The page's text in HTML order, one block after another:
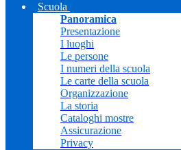
Scuola
Panoramica
Presentazione
I luoghi
Le persone
I numeri della scuola
Le carte della scuola
Organizzazione
La storia
Cataloghi mostre
Assicurazione
Privacy